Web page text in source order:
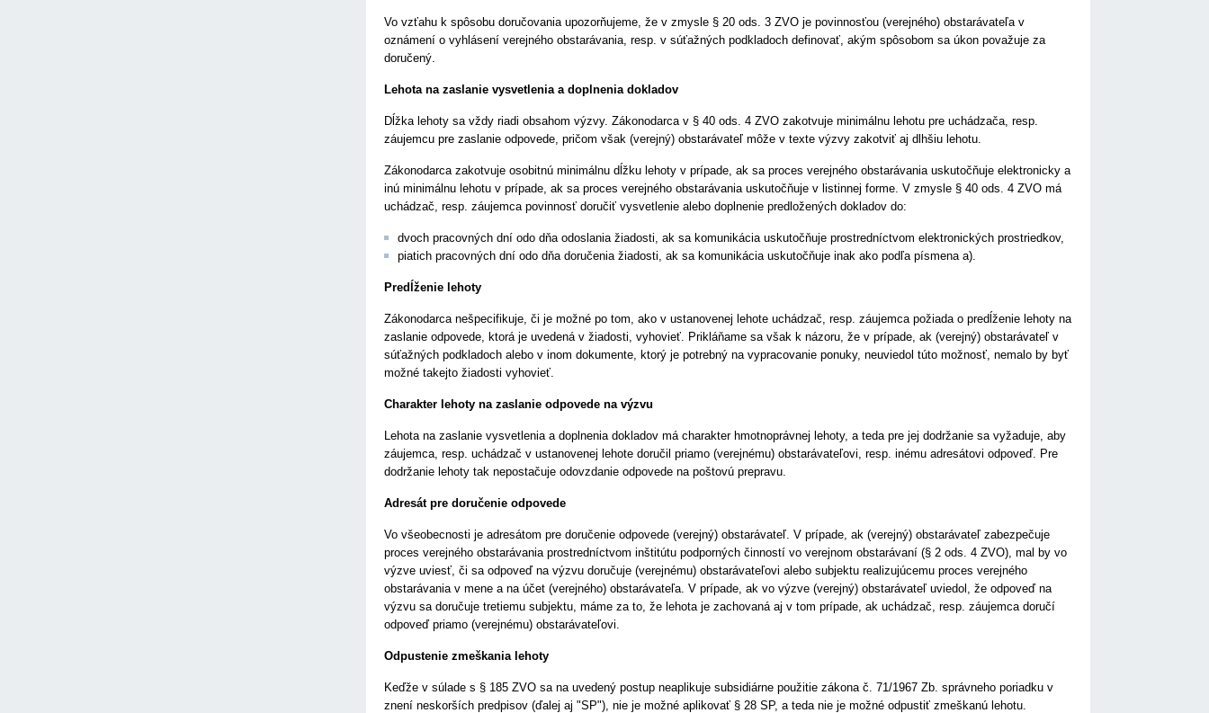
Vo vzťahu k spôsobu doručovania upozorňujeme, že v zmysle § 20 ods. 3 ZVO je povinnosťou (verejného) obstarávateľa v
oznámení o vyhlásení verejného obstarávania, resp. v súťažných podkladoch definovať, akým spôsobom sa úkon považuje za
doručený.
Lehota na zaslanie vysvetlenia a doplnenia dokladov
Dĺžka lehoty sa vždy riadi obsahom výzvy. Zákonodarca v § 40 ods. 4 ZVO zakotvuje minimálnu lehotu pre uchádzača, resp.
záujemcu pre zaslanie odpovede, pričom však (verejný) obstarávateľ môže v texte výzvy zakotviť aj dlhšiu lehotu.
Zákonodarca zakotvuje osobitnú minimálnu dĺžku lehoty v prípade, ak sa proces verejného obstarávania uskutočňuje elektronicky a
inú minimálnu lehotu v prípade, ak sa proces verejného obstarávania uskutočňuje v listinnej forme. V zmysle § 40 ods. 4 ZVO má
uchádzač, resp. záujemca povinnosť doručiť vysvetlenie alebo doplnenie predložených dokladov do:
dvoch pracovných dní odo dňa odoslania žiadosti, ak sa komunikácia uskutočňuje prostredníctvom elektronických prostriedkov,
piatich pracovných dní odo dňa doručenia žiadosti, ak sa komunikácia uskutočňuje inak ako podľa písmena a).
Predĺženie lehoty
Zákonodarca nešpecifikuje, či je možné po tom, ako v ustanovenej lehote uchádzač, resp. záujemca požiada o predĺženie lehoty na
zaslanie odpovede, ktorá je uvedená v žiadosti, vyhovieť. Prikláňame sa však k názoru, že v prípade, ak (verejný) obstarávateľ v
súťažných podkladoch alebo v inom dokumente, ktorý je potrebný na vypracovanie ponuky, neuviedol túto možnosť, nemalo by byť
možné takejto žiadosti vyhovieť.
Charakter lehoty na zaslanie odpovede na výzvu
Lehota na zaslanie vysvetlenia a doplnenia dokladov má charakter hmotnoprávnej lehoty, a teda pre jej dodržanie sa vyžaduje, aby
záujemca, resp. uchádzač v ustanovenej lehote doručil priamo (verejnému) obstarávateľovi, resp. inému adresátovi odpoveď. Pre
dodržanie lehoty tak nepostačuje odovzdanie odpovede na poštovú prepravu.
Adresát pre doručenie odpovede
Vo všeobecnosti je adresátom pre doručenie odpovede (verejný) obstarávateľ. V prípade, ak (verejný) obstarávateľ zabezpečuje
proces verejného obstarávania prostredníctvom inštitútu podporných činností vo verejnom obstarávaní (§ 2 ods. 4 ZVO), mal by vo
výzve uviesť, či sa odpoveď na výzvu doručuje (verejnému) obstarávateľovi alebo subjektu realizujúcemu proces verejného
obstarávania v mene a na účet (verejného) obstarávateľa. V prípade, ak vo výzve (verejný) obstarávateľ uviedol, že odpoveď na
výzvu sa doručuje tretiemu subjektu, máme za to, že lehota je zachovaná aj v tom prípade, ak uchádzač, resp. záujemca doručí
odpoveď priamo (verejnému) obstarávateľovi.
Odpustenie zmeškania lehoty
Keďže v súlade s § 185 ZVO sa na uvedený postup neaplikuje subsidiárne použitie zákona č. 71/1967 Zb. správneho poriadku v
znení neskorších predpisov (ďalej aj "SP"), nie je možné aplikovať § 28 SP, a teda nie je možné odpustiť zmeškanú lehotu.